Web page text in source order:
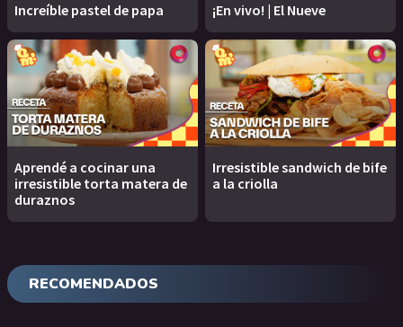
Increíble pastel de papa ¡En vivo! | El Nueve
Aprendé a cocinar una
irresistible torta matera de
duraznos
Irresistible sandwich de bife
a la criolla
RECOMENDADOS